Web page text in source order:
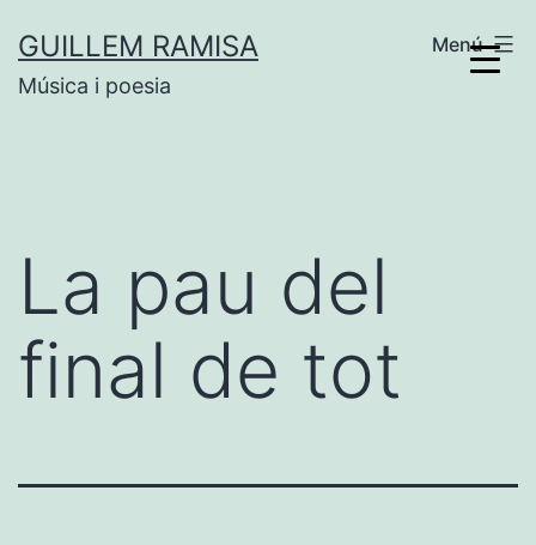
contingut
GUILLEM RAMISA
Música i poesia
Menú
La pau del
final de tot